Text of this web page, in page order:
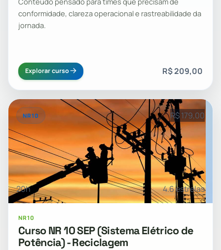
conformidade, clareza operacional e rastreabilidade da
jornada.
Explorar curso R$ 209,00
NR10 R$ 179,00
20h 4.6 estrelas
NR10
Curso NR 10 SEP (Sistema Elétrico de
Potência) - Reciclagem